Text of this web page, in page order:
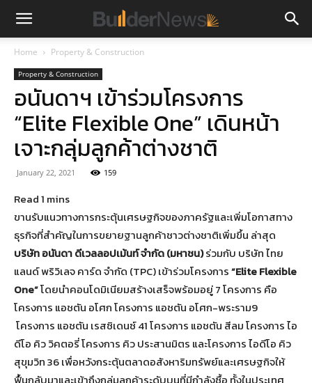
Home Property & Construction
Property & Construction
อนันดาฯ เข้าร่วมโครงการ
“Elite Flexible One” เดินหน้า
เจาะกลุ่มลูกค้าต่างชาติ
January 22, 2021 159
ขานรับแนวทางการกระตุ้นเศรษฐกิจของภาครัฐและเพิ่มโอกาสทาง
ธุรกิจที่สำคัญในการขยายฐานลูกค้าชาวต่างชาติเพิ่มขึ้น ล่าสุด
บริษัท อนันดา ดีเวลลอปเม้นท์ จำกัด (มหาชน)ร่วมกับ บริษัท ไทย
แลนด์ พริวิเลจ คาร์ด จำกัด (TPC) เข้าร่วมโครงการ“Elite Flexible
One”โดยนำคอนโดมิเนียมสร้างเสร็จพร้อมอยู่ 7 โครงการ คือ
โครงการ แอชตัน อโศก โครงการ แอชตัน อโศก-พระราม9
โครงการ แอชตัน เรสซิเดนซ์ 41 โครงการ แอชตัน สีลม โครงการ ไอ
ดีโอ คิว วิคตอรี่ โครงการ คิว ประสานมิตร และโครงการ ไอดีโอ คิว
สุขุมวิท 36 เพื่อหวังกระตุ้นตลาดอสังหาริมทรัพย์และเศรษฐกิจให้